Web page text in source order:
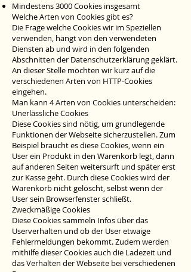
Mindestens 3000 Cookies insgesamt
Welche Arten von Cookies gibt es?
Die Frage welche Cookies wir im Speziellen
verwenden, hängt von den verwendeten
Diensten ab und wird in den folgenden
Abschnitten der Datenschutzerklärung geklärt.
An dieser Stelle möchten wir kurz auf die
verschiedenen Arten von HTTP-Cookies
eingehen.
Man kann 4 Arten von Cookies unterscheiden:
Unerlässliche Cookies
Diese Cookies sind nötig, um grundlegende
Funktionen der Webseite sicherzustellen. Zum
Beispiel braucht es diese Cookies, wenn ein
User ein Produkt in den Warenkorb legt, dann
auf anderen Seiten weitersurft und später erst
zur Kasse geht. Durch diese Cookies wird der
Warenkorb nicht gelöscht, selbst wenn der
User sein Browserfenster schließt.
Zweckmäßige Cookies
Diese Cookies sammeln Infos über das
Userverhalten und ob der User etwaige
Fehlermeldungen bekommt. Zudem werden
mithilfe dieser Cookies auch die Ladezeit und
das Verhalten der Webseite bei verschiedenen